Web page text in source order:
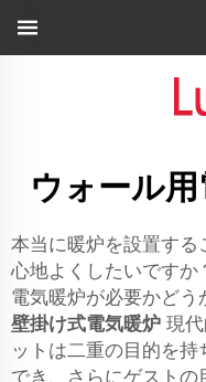
ウォール
本当に暖炉を設置す
心地よくしたいです
電気暖炉が必要かど
壁掛け式電気暖炉 現
ットは二重の目的を
でき、さらにゲスト